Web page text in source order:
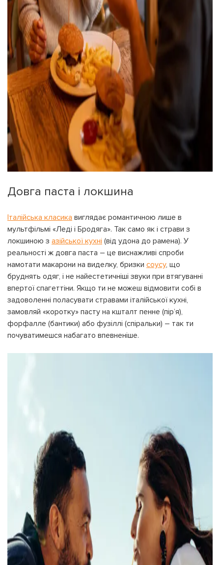
Довга паста і локшина
Італійська класика виглядає романтичною лише в
мультфільмі «Леді і Бродяга». Так само як і страви з
локшиною з азійської кухні (від удона до рамена). У
реальності ж довга паста – це виснажливі спроби
намотати макарони на виделку, бризки соусу, що
бруднять одяг, і не найестетичніші звуки при втягуванні
впертої спагеттіни. Якщо ти не можеш відмовити собі в
задоволенні поласувати стравами італійської кухні,
замовляй «коротку» пасту на кшталт пенне (пір’я),
форфалле (бантики) або фузіллі (спіральки) – так ти
почуватимешся набагато впевненіше.